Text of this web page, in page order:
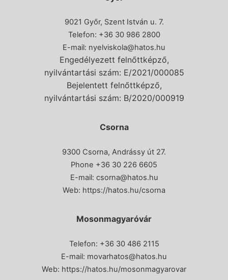
9021 Győr, Szent István u. 7.
Telefon: +36 30 986 2800
E-mail: nyelviskola@hatos.hu
Engedélyezett felnőttképző,
nyilvántartási szám: E/2021/000085
Bejelentett felnőttképző,
nyilvántartási szám: B/2020/000919
Csorna
9300 Csorna, Andrássy út 27.
Phone +36 30 226 6605
E-mail: csorna@hatos.hu
Web: https://hatos.hu/csorna
Mosonmagyaróvár
Telefon: +36 30 486 2115
E-mail: movarhatos@hatos.hu
Web: https://hatos.hu/mosonmagyarovar